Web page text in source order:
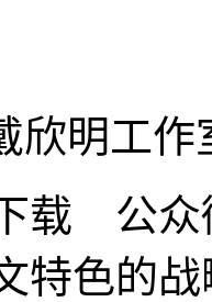
欣明工作
载 公众
特色的